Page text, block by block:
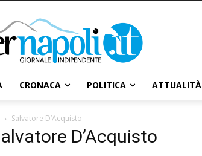
CRONACA POLITICA ATTUALITÀ
Salvatore D’Acquisto
D’Acquisto